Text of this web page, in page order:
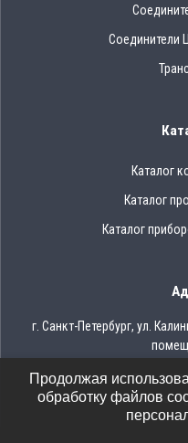
Соединители
Каталог
Каталог
Каталог
г. Санкт-Петербург, ул.
Тел.: 8
Email:
Продолжая
обработку файлов